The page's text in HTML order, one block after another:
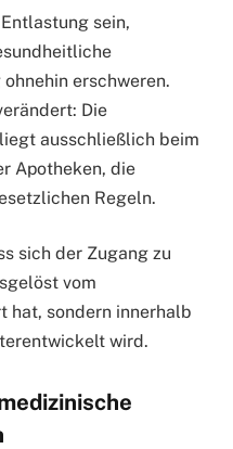
sein,
erschweren.
Die
ausschließlich beim
Apotheken, die
Regeln.
sich der Zugang zu
vom
hat, sondern innerhalb
wird.